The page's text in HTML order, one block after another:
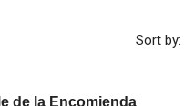
Sort by:
de la Encomienda